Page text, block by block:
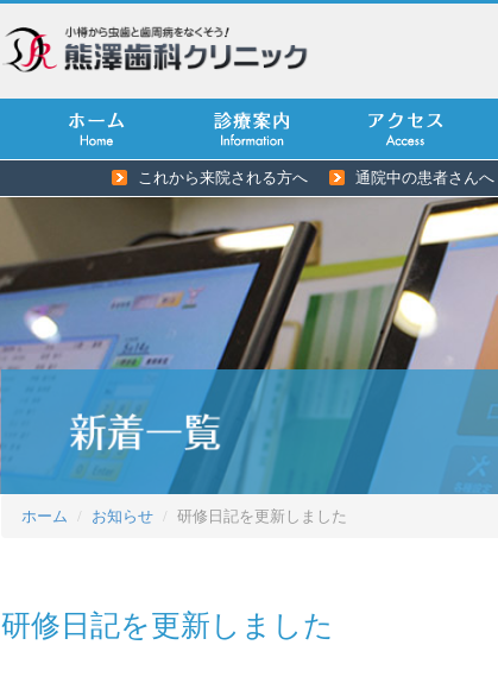
これから来院される方へ 通院中の患者さんへ
ホーム お知らせ 研修日記を更新しました
研修日記を更新しました